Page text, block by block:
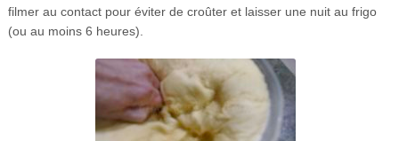
filmer au contact pour éviter de croûter et laisser une nuit au frigo
(ou au moins 6 heures).